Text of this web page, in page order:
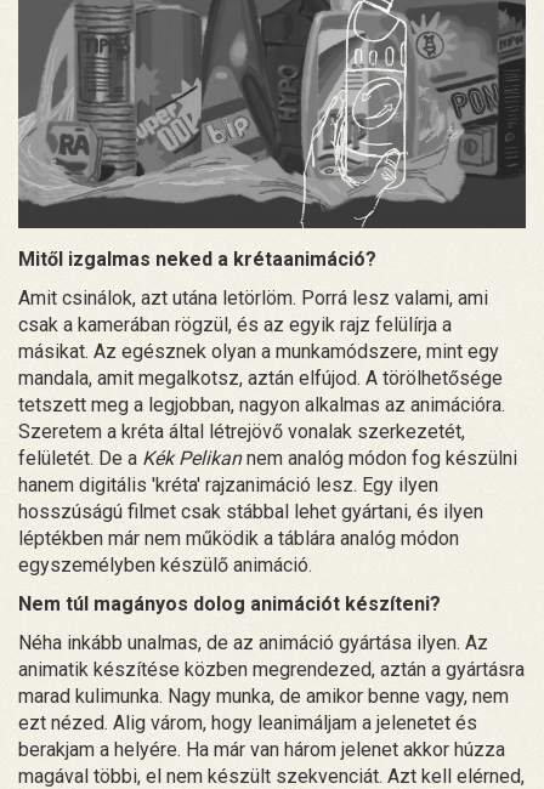
Mitől izgalmas neked a krétaanimáció?
Amit csinálok, azt utána letörlöm. Porrá lesz valami, ami
csak a kamerában rögzül, és az egyik rajz felülírja a
másikat. Az egésznek olyan a munkamódszere, mint egy
mandala, amit megalkotsz, aztán elfújod. A törölhetősége
tetszett meg a legjobban, nagyon alkalmas az animációra.
Szeretem a kréta által létrejövő vonalak szerkezetét,
felületét. De a Kék Pelikannem analóg módon fog készülni
hanem digitális 'kréta' rajzanimáció lesz. Egy ilyen
hosszúságú filmet csak stábbal lehet gyártani, és ilyen
léptékben már nem működik a táblára analóg módon
egyszemélyben készülő animáció.
Nem túl magányos dolog animációt készíteni?
Néha inkább unalmas, de az animáció gyártása ilyen. Az
animatik készítése közben megrendezed, aztán a gyártásra
marad kulimunka. Nagy munka, de amikor benne vagy, nem
ezt nézed. Alig várom, hogy leanimáljam a jelenetet és
berakjam a helyére. Ha már van három jelenet akkor húzza
magával többi, el nem készült szekvenciát. Azt kell elérned,